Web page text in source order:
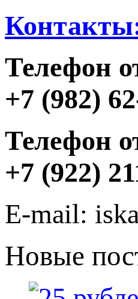
Телефон
+7 (982)
Телефон
+7 (922)
E-mail:
Новые